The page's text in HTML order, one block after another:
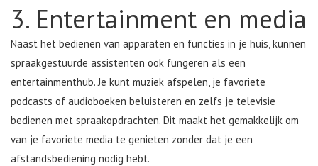
3. Entertainment en media
Naast het bedienen van apparaten en functies in je huis, kunnen
spraakgestuurde assistenten ook fungeren als een
entertainmenthub. Je kunt muziek afspelen, je favoriete
podcasts of audioboeken beluisteren en zelfs je televisie
bedienen met spraakopdrachten. Dit maakt het gemakkelijk om
van je favoriete media te genieten zonder dat je een
afstandsbediening nodig hebt.